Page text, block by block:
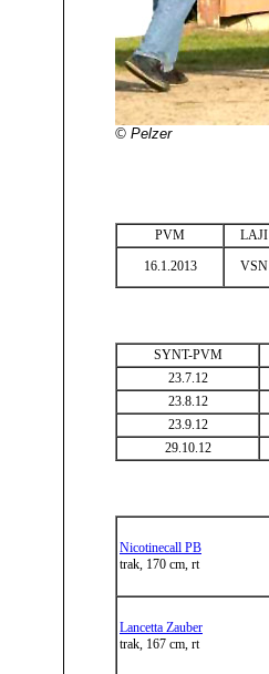
© Pelzer
PVM LAJI
16.1.2013
VSN
SYNT-PVM
23.7.12
23.8.12
23.9.12
29.10.12
Nicotinecall PB
trak, 170 cm, rt
Lancetta Zauber
trak, 167 cm, rt